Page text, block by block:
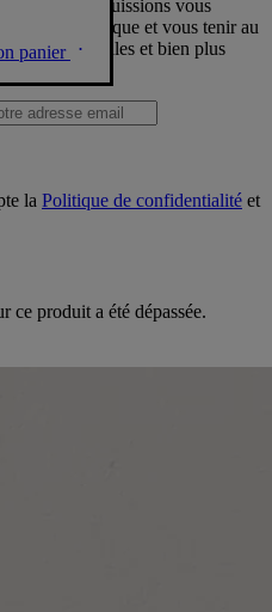
panier
que nous puissions vous
Diptyque et vous tenir au
offres spéciales et bien plus
la Politique de confidentialité et
ce produit a été dépassée.